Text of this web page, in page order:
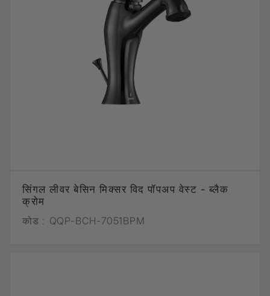
सिंगल लीवर बेसिन मिक्सर विद पॉपअप वेस्ट - ब्लैक
क्रोम
कोड : QQP-BCH-7051BPM